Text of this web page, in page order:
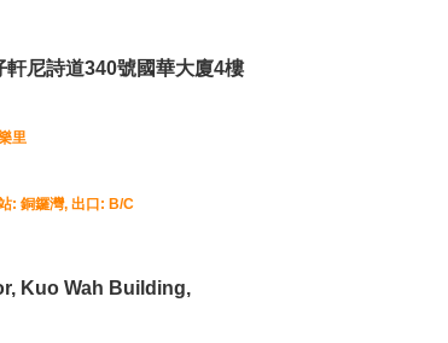
軒尼詩道340號國華大廈4樓
里
:銅鑼灣, 出口: B/C
Kuo Wah Building,